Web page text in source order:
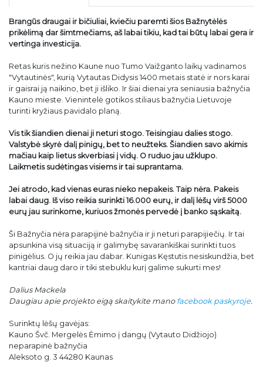
Brangūs draugai ir bičiuliai, kviečiu paremti šios Bažnytėlės
prikėlimą dar šimtmečiams, aš labai tikiu, kad tai būtų labai gera ir
vertinga investicija.
Retas kuris nežino Kaune nuo Tumo Vaižganto laikų vadinamos
"Vytautinės", kurią Vytautas Didysis 1400 metais statė ir nors karai
ir gaisrai ją naikino, bet ji išliko. Ir šiai dienai yra seniausia bažnyčia
Kauno mieste. Vienintelė gotikos stiliaus bažnyčia Lietuvoje
turinti kryžiaus pavidalo planą.
Vis tik šiandien dienai ji neturi stogo. Teisingiau dalies stogo.
Valstybė skyrė dalį pinigų, bet to neužteks. Šiandien savo akimis
mačiau kaip lietus skverbiasi į vidų. O ruduo jau užklupo.
Laikmetis sudėtingas visiems ir tai suprantama.
Jei atrodo, kad vienas euras nieko nepakeis. Taip nėra. Pakeis
labai daug. Iš viso reikia surinkti 16.000 eurų, ir dalį lėšų virš 5000
eurų jau surinkome, kuriuos žmonės pervedė į banko sąskaitą.
Ši Bažnyčia nėra parapijinė bažnyčia ir ji neturi parapijiečių. Ir tai
apsunkina visą situaciją ir galimybę savarankiškai surinkti tuos
pinigėlius. O jų reikia jau dabar. Kunigas Kęstutis nesiskundžia, bet
kantriai daug daro ir tiki stebuklu kurį galime sukurti mes!
Dalius Mackela
Daugiau apie projekto eigą skaitykite mano facebook paskyroje.
Surinktų lėšų gavėjas:
Kauno Švč. Mergelės Ėmimo į dangų (Vytauto Didžiojo)
neparapinė bažnyčia
Aleksoto g. 3 44280 Kaunas